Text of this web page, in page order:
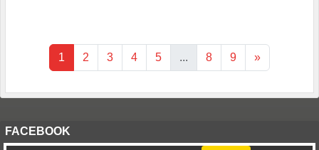
1 2 3 4 5 ... 8 9 »
FACEBOOK